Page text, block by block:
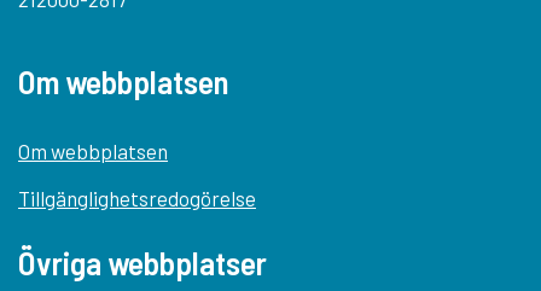
Om webbplatsen
Om webbplatsen
Tillgänglighetsredogörelse
Övriga webbplatser